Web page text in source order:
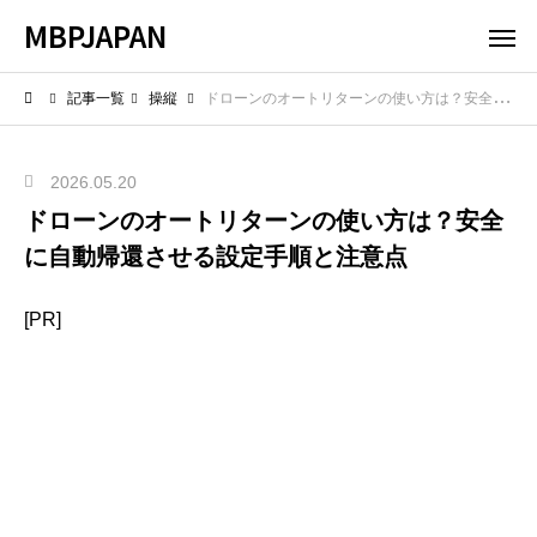
MBPJAPAN
記事一覧 操縦 ドローンのオートリターンの使い方は？安全に自動帰還させる設定手順と注意点
2026.05.20
ドローンのオートリターンの使い方は？安全
に自動帰還させる設定手順と注意点
[PR]